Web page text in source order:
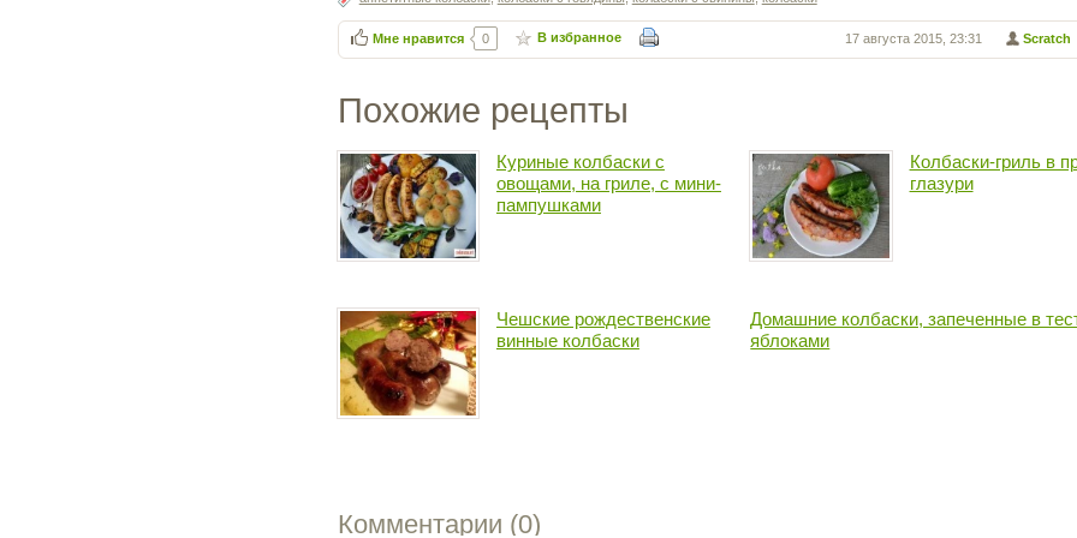
Scratch
17 августа 2015, 23:31
Мне нравится 0 В избранное
Похожие рецепты
Куриные колбаски с
овощами, на гриле, с мини-
пампушками
Колбаски-гриль в
глазури
Чешские рождественские
винные колбаски
Домашние колбаски, запеченные в
яблоками
Комментарии (0)